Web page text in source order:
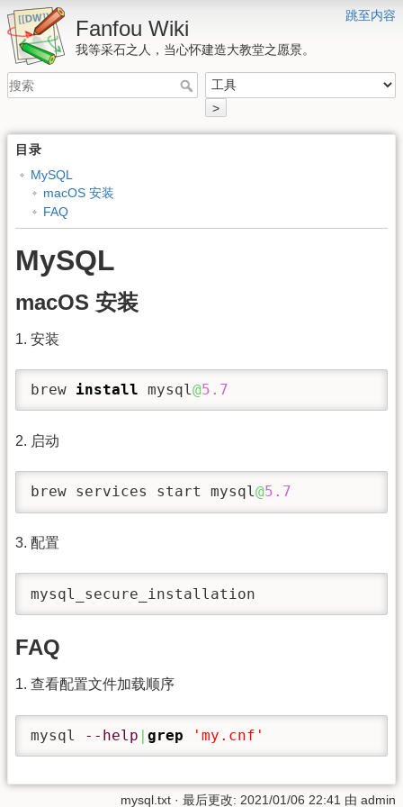
跳至内容
Fanfou Wiki
我等采石之人，当心怀建造大教堂之愿景。
>
目录
MySQL
macOS 安装
FAQ
MySQL
macOS 安装
1. 安装
brew install mysql@5.7
2. 启动
brew services start mysql@5.7
3. 配置
mysql_secure_installation
FAQ
1. 查看配置文件加载顺序
mysql --help | grep 'my.cnf'
mysql.txt · 最后更改: 2021/01/06 22:41 由 admin